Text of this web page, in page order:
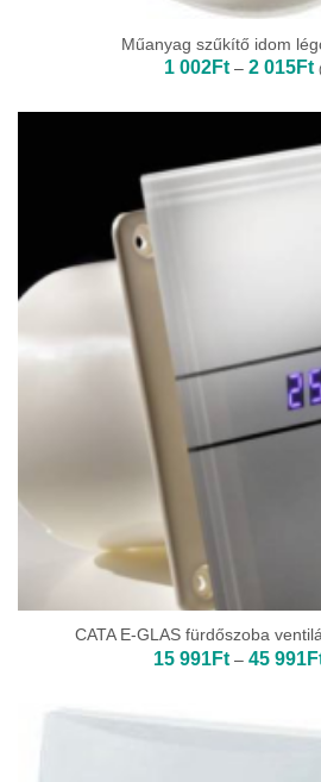
Műanyag szűkítő idom
1 002Ft – 2 015Ft
1
-
CATA E-GLAS fürdőszoba
15 991Ft – 45 991